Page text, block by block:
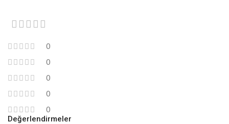
0
0
0
0
0
Değerlendirmeler